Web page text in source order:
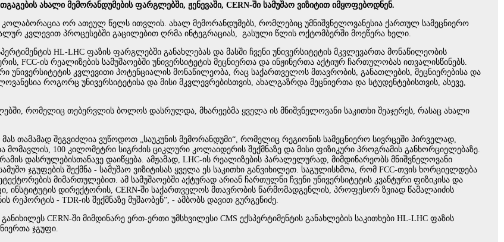
ახალი მემორანდუმების ფარგლებში, ჟენევაში, CERN-ში სამუშაო ვიზიტით იმყოფებოდნენ.
კოლაბორაცია ორ ათეულ წელს ითვლის. ახალ მემორანდუმებს, რომლებიც უმნიშვნელოვანესია ქართულ სამეცნიერო
კვლევით პროცესებში გაცილებით ღრმა ინტეგრაციას, გასული წლის ოქტომბერში მოეწერა ხელი.
HL-LHC ფაზის ფარგლებში განახლებას და მასში ჩვენი უნივერსიტეტის მკვლევართა მონაწილეობის
FCC-ის რეალიზების სამუშაოებში უნივერსიტეტის მეცნიერთა და ინჟინერთა აქტიურ ჩართულობას ითვალისწინებს.
უნივერსიტეტის კვლევითი პოტენციალის მონაწილეობა, რაც საქართველოს მთავრობის, განათლების, მეცნიერებისა და
როგორც უნივერსიტეტისა და მისი მკვლევრებისთვის, ახალგაზრდა მეცნიერთა და სტუდენტებისთვის, ასევე,
რომელიც თებერვლის ბოლოს დასრულდა, მხარეებმა ყველა ის მნიშვნელოვანი საკითხი შეაჯერეს, რასაც ახალი
თამამად შეგვიძლია ვუწოდოთ „საუკუნის მემორანდუმი“, რომელიც რეგიონის სამეცნიერო სივრცეში პირველად,
100 კილომეტრი სიგრძის ციკლური კოლაიდერის შექმნაზე და მისი ფიზიკური პროგრამის განხორციელებაზე.
დასრულებისთანავე დაიწყება. ამჟამად, LHC-ის რეალიზების პარალელურად, მიმდინარეობს მნიშვნელოვანი
ჯგუფების შექმნა - სამუშაო ვიზიტისას ყველა ეს საკითხი განვიხილეთ. საგულისხმოა, რომ FCC-თვის ხორციელდება
მიმართულებით. ამ სამუშაოებში აქტურად არიან ჩართულნი ჩვენი უნივერსიტეტის კვანტური ფიზიკისა და
ინსტიტუტის დირექტორის, CERN-ში საქართველოს მთავრობის წარმომადგენლის, პროფესორ ზვიად წამალაიძის
რეპორტის - TDR-ის შექმნაზე მუშაობენ”, - ამბობს დავით გურგენიძე.
CERN-ში მიმდინარე ერთ-ერთი უმსხვილესი CMS ექსპერტიმენტის განახლების საკითხები HL-LHC ფაზის
ჯგუფი.